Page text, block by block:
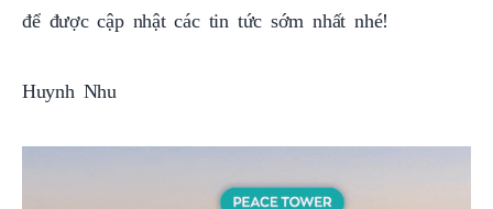
để được cập nhật các tin tức sớm nhất nhé!
Huynh Nhu